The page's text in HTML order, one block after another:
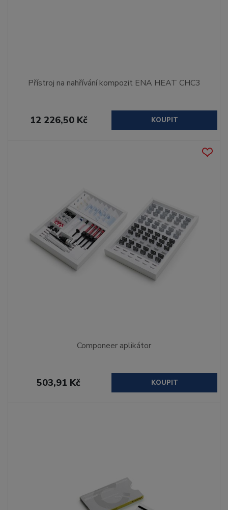
Přístroj na nahřívání kompozit ENA HEAT CHC3
12 226,50 Kč KOUPIT
Componeer aplikátor
503,91 Kč KOUPIT